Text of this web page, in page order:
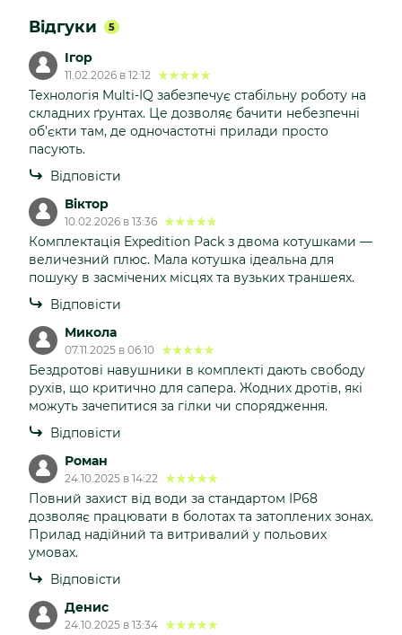
Відгуки 5
Ігор
11.02.2026 в 12:12
Технологія Multi-IQ забезпечує стабільну роботу на
складних ґрунтах. Це дозволяє бачити небезпечні
об'єкти там, де одночастотні прилади просто
пасують.
Відповісти
Віктор
10.02.2026 в 13:36
Комплектація Expedition Pack з двома котушками —
величезний плюс. Мала котушка ідеальна для
пошуку в засмічених місцях та вузьких траншеях.
Відповісти
Микола
07.11.2025 в 06:10
Бездротові навушники в комплекті дають свободу
рухів, що критично для сапера. Жодних дротів, які
можуть зачепитися за гілки чи спорядження.
Відповісти
Роман
24.10.2025 в 14:22
Повний захист від води за стандартом IP68
дозволяє працювати в болотах та затоплених зонах.
Прилад надійний та витривалий у польових
умовах.
Відповісти
Денис
24.10.2025 в 13:34